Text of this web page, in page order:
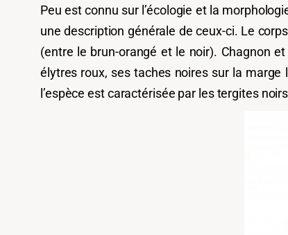
Peu est connu sur l’écologie et la
une description générale de ceux-ci. Le corps
(entre le brun-orangé et le noir). Chagnon
élytres roux, ses taches noires sur la
l’espèce est caractérisée par les tergites